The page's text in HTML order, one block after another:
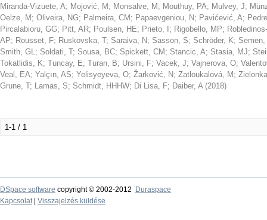
Miranda-Vizuete, A; Mojović, M ; Monsalve, M ; Mouthuy, PA; Mulvey, J;
Oelze, M ; Oliveira, NG; Palmeira, CM ; Papaevgeniou, N; Pavićević, A;
Pircalabioru, GG; Pitt, AR; Poulsen, HE; Prieto, I ; Rigobello, MP;
AP; Rousset, F; Ruskovska, T; Saraiva, N; Sasson, S; Schröder, K;
Smith, GL; Soldati, T; Sousa, BC; Spickett, CM ; Stancic, A; Stasia, MJ;
Tokatlidis, K; Tuncay, E; Turan, B; Ursini, F; Vacek, J; Vajnerova, O;
Veal, EA; Yalçın, AS; Yelisyeyeva, O; Žarković, N; Zatloukalová, M ;
Grune, T; Lamas, S; Schmidt, HHHW; Di Lisa, F; Daiber, A (2018)
1-1 / 1
DSpace software copyright © 2002-2012
Duraspace
Kapcsolat| Visszajelzés küldése